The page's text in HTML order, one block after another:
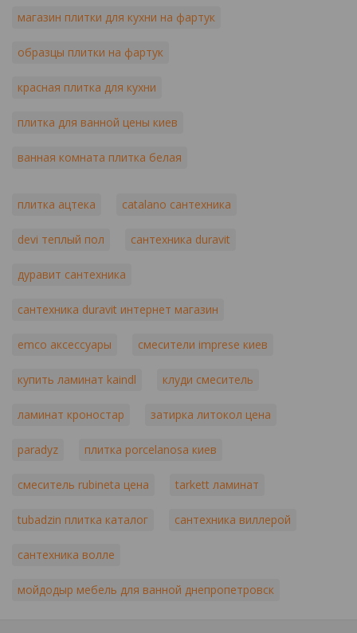
магазин плитки для кухни на фартук
образцы плитки на фартук
красная плитка для кухни
плитка для ванной цены киев
ванная комната плитка белая
плитка ацтека catalano сантехника
devi теплый пол сантехника duravit
дуравит сантехника
сантехника duravit интернет магазин
emco аксессуары смесители imprese киев
купить ламинат kaindl клуди смеситель
ламинат кроностар затирка литокол цена
paradyz плитка porcelanosa киев
смеситель rubineta цена tarkett ламинат
tubadzin плитка каталог сантехника виллерой
сантехника волле
мойдодыр мебель для ванной днепропетровск